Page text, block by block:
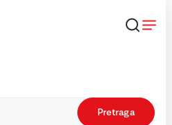
Pretraga